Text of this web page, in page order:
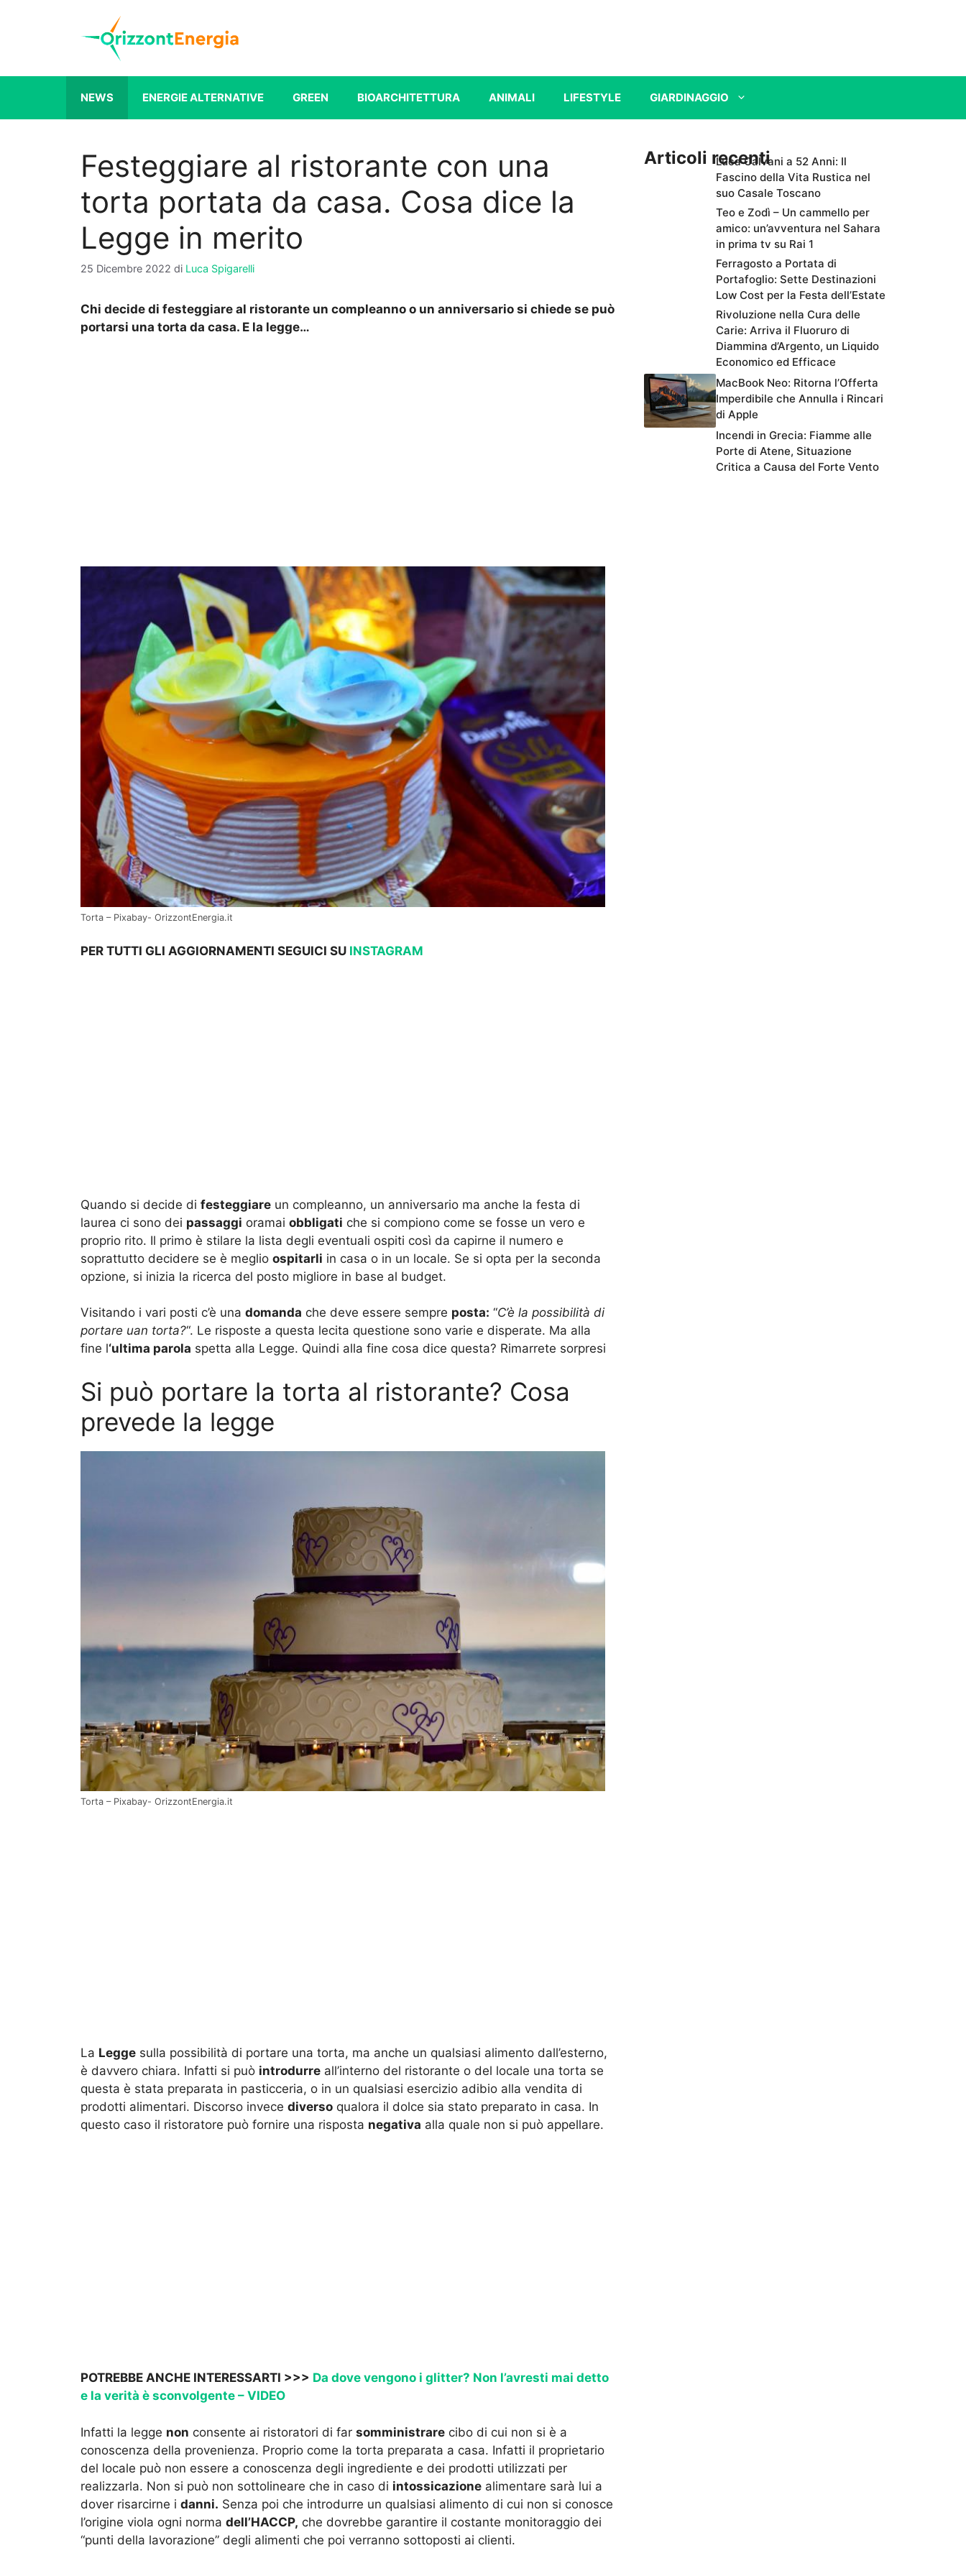
NEWS ENERGIE ALTERNATIVE GREEN BIOARCHITETTURA ANIMALI LIFESTYLE GIARDINAGGIO
Festeggiare al ristorante con una
torta portata da casa. Cosa dice la
Legge in merito
25 Dicembre 2022 di Luca Spigarelli
Chi decide di festeggiare al ristorante un compleanno o un anniversario si chiede se può
portarsi una torta da casa. E la legge…
Torta – Pixabay- OrizzontEnergia.it
PER TUTTI GLI AGGIORNAMENTI SEGUICI SU INSTAGRAM
Quando si decide di festeggiare un compleanno, un anniversario ma anche la festa di
laurea ci sono dei passaggi oramai obbligati che si compiono come se fosse un vero e
proprio rito. Il primo è stilare la lista degli eventuali ospiti così da capirne il numero e
soprattutto decidere se è meglio ospitarli in casa o in un locale. Se si opta per la seconda
opzione, si inizia la ricerca del posto migliore in base al budget.
Visitando i vari posti c’è una domanda che deve essere sempre posta: “C’è la possibilità di
portare uan torta?“. Le risposte a questa lecita questione sono varie e disperate. Ma alla
fine l‘ultima parola spetta alla Legge. Quindi alla fine cosa dice questa? Rimarrete sorpresi
Si può portare la torta al ristorante? Cosa
prevede la legge
Torta – Pixabay- OrizzontEnergia.it
La Legge sulla possibilità di portare una torta, ma anche un qualsiasi alimento dall’esterno,
è davvero chiara. Infatti si può introdurre all’interno del ristorante o del locale una torta se
questa è stata preparata in pasticceria, o in un qualsiasi esercizio adibio alla vendita di
prodotti alimentari. Discorso invece diverso qualora il dolce sia stato preparato in casa. In
questo caso il ristoratore può fornire una risposta negativa alla quale non si può appellare.
POTREBBE ANCHE INTERESSARTI >>> Da dove vengono i glitter? Non l’avresti mai detto
e la verità è sconvolgente – VIDEO
Infatti la legge non consente ai ristoratori di far somministrare cibo di cui non si è a
conoscenza della provenienza. Proprio come la torta preparata a casa. Infatti il proprietario
del locale può non essere a conoscenza degli ingrediente e dei prodotti utilizzati per
realizzarla. Non si può non sottolineare che in caso di intossicazione alimentare sarà lui a
dover risarcirne i danni. Senza poi che introdurre un qualsiasi alimento di cui non si conosce
l’origine viola ogni norma dell’HACCP, che dovrebbe garantire il costante monitoraggio dei
“punti della lavorazione” degli alimenti che poi verranno sottoposti ai clienti.
Articoli recentiLuca Calvani a 52 Anni: Il
Fascino della Vita Rustica nel
suo Casale Toscano
Teo e Zodì – Un cammello per
amico: un’avventura nel Sahara
in prima tv su Rai 1
Ferragosto a Portata di
Portafoglio: Sette Destinazioni
Low Cost per la Festa dell’Estate
Rivoluzione nella Cura delle
Carie: Arriva il Fluoruro di
Diammina d’Argento, un Liquido
Economico ed Efficace
MacBook Neo: Ritorna l’Offerta
Imperdibile che Annulla i Rincari
di Apple
Incendi in Grecia: Fiamme alle
Porte di Atene, Situazione
Critica a Causa del Forte Vento